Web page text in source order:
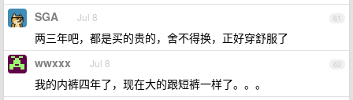
61
SGA Jul 8
两三年吧，都是买的贵的，舍不得换，正好穿舒服了
62
wwxxx Jul 8
我的内裤四年了，现在大的跟短裤一样了。。。